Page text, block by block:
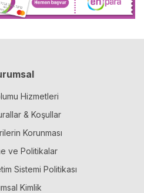
Hizmetleri
& Koşullar
Korunması
ve Politikalar
Sistemi Politikası
Kimlik